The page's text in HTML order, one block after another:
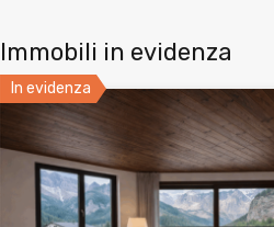
Immobili in evidenza
In evidenza